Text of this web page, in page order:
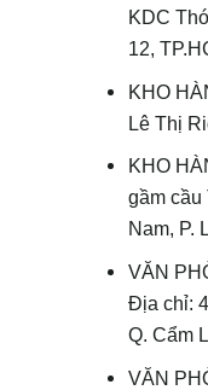
KDC
12,
KHO
Lê Thị
KHO
gầm cầu
Nam, P.
VĂN
Địa chỉ:
Q. Cẩm
VĂN